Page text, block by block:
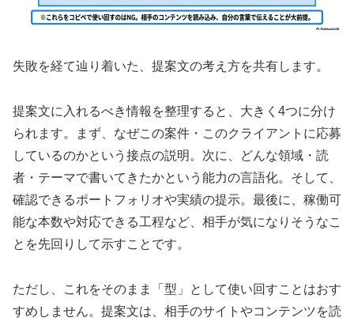
失敗を経て辿り着いた、提案文の考え方を共有します。
提案文に入れるべき情報を整理すると、大きく4つに分け
られます。まず、なぜこの案件・このクライアントに応募
しているのかという接点の説明。次に、どんな領域・読
者・テーマで書いてきたかという能力の言語化。そして、
確認できるポートフォリオや実績の提示。最後に、稼働可
能な本数や対応できる工程など、相手が気になりそうなこ
とを先回りして示すことです。
ただし、これをそのまま「型」として使い回すことはおす
すめしません。提案文は、相手のサイトやコンテンツを読